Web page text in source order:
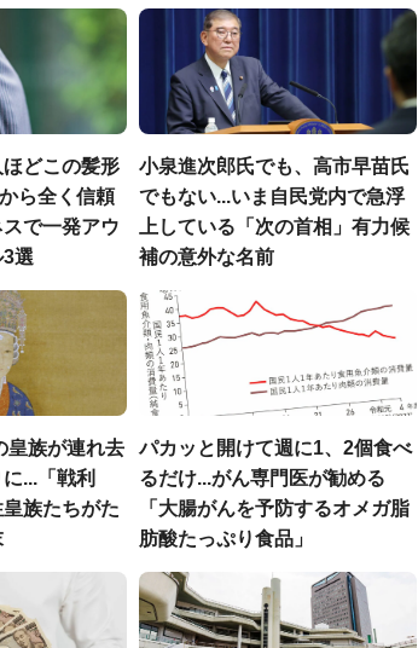
どこの髪形
ら全く信頼
で一発アウ
3選
小泉進次郎氏でも、高市早苗氏
でもない...いま自民党内で急浮
上している「次の首相」有力候
補の意外な名前
皇族が連れ去
...「戦利
族たちがた
パカッと開けて週に1、2個食べ
るだけ...がん専門医が勧める
「大腸がんを予防するオメガ脂
肪酸たっぷり食品」